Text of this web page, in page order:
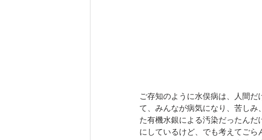
ご存知のように水俣病は、人間
て、みんなが病気になり、苦し
た有機水銀による汚染だったん
にしているけど、でも考えてご